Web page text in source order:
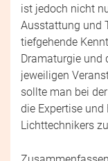
ist jedoch nicht
Ausstattung und
tiefgehende
Dramaturgie und
jeweiligen
sollte man bei
die Expertise
Lichttechnikers